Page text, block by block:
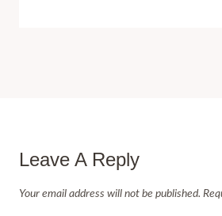
Leave A Reply
Your email address will not be published.